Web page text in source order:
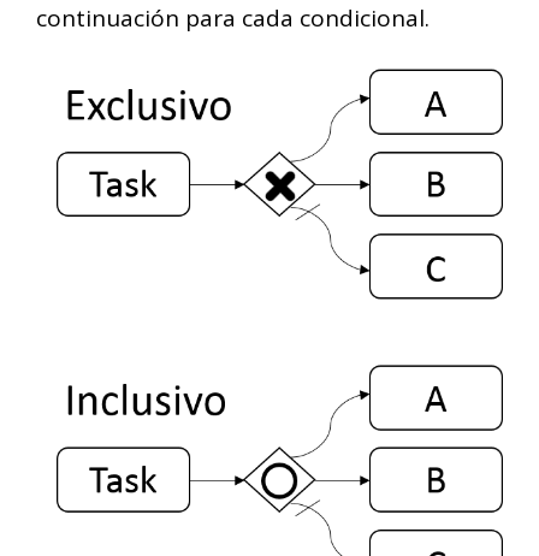
continuación para cada condicional.